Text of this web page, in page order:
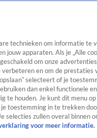
technieken om informatie te
jouw apparaten. Als je „Alle
om onze
en om de prestaties
selecteert of je
dan enkel functionele
te houden. Je kunt dit menu
toestemming in te trekken
selecties zullen overal binnen
voor meer informatie.